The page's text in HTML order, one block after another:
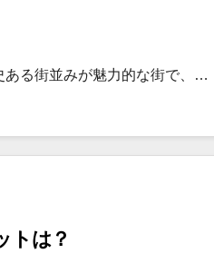
ある街並みが魅力的な街で、…
トは？